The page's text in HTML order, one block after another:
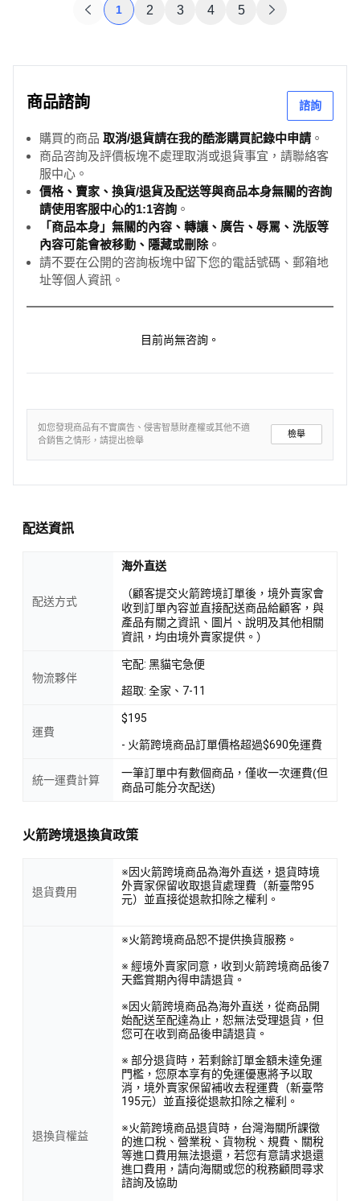
1 2 3 4 5
商品諮詢 諮詢
購買的商品 取消/退貨請在我的酷澎購買記錄中申請 。
商品咨詢及評價板塊不處理取消或退貨事宜，請聯絡客
服中心。
價格、賣家、換貨/退貨及配送等與商品本身無關的咨詢
請使用客服中心的1:1咨詢 。
「商品本身」無關的內容、轉讓、廣告、辱罵、洗版等
內容可能會被移動、隱藏或刪除。
請不要在公開的咨詢板塊中留下您的電話號碼、郵箱地
址等個人資訊。
目前尚無咨詢。
如您發現商品有不實廣告、侵害智慧財產權或其他不適
合銷售之情形，請提出檢舉
檢舉
配送資訊
配送方式
海外直送
（顧客提交火箭跨境訂單後，境外賣家會
收到訂單內容並直接配送商品給顧客，與
產品有關之資訊、圖片、說明及其他相關
資訊，均由境外賣家提供。）
物流夥伴
宅配: 黑貓宅急便
超取: 全家、7-11
運費
$195
- 火箭跨境商品訂單價格超過$690免運費
統一運費計算
一筆訂單中有數個商品，僅收一次運費(但
商品可能分次配送)
火箭跨境退換貨政策
退貨費用
※因火箭跨境商品為海外直送，退貨時境
外賣家保留收取退貨處理費（新臺幣95
元）並直接從退款扣除之權利。
退換貨權益
※火箭跨境商品恕不提供換貨服務。
※ 經境外賣家同意，收到火箭跨境商品後7
天鑑賞期內得申請退貨。
※因火箭跨境商品為海外直送，從商品開
始配送至配達為止，恕無法受理退貨，但
您可在收到商品後申請退貨。
※ 部分退貨時，若剩餘訂單金額未達免運
門檻，您原本享有的免運優惠將予以取
消，境外賣家保留補收去程運費（新臺幣
195元）並直接從退款扣除之權利。
※火箭跨境商品退貨時，台灣海關所課徵
的進口稅、營業稅、貨物稅、規費、關稅
等進口費用無法退還，若您有意請求退還
進口費用，請向海關或您的稅務顧問尋求
諮詢及協助